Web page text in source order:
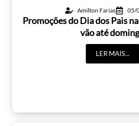
Amilton Farias 05/
Promoções do Dia dos Pais
vão até
LER MAIS...